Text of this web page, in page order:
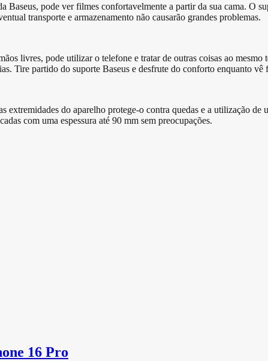
pode ver filmes confortavelmente a partir da sua cama. O
transporte e armazenamento não causarão grandes problemas.
livres, pode utilizar o telefone e tratar de outras coisas ao
Tire partido do suporte Baseus e desfrute do conforto enquanto
do aparelho protege-o contra quedas e a utilização de
com uma espessura até 90 mm sem preocupações.
16 Pro